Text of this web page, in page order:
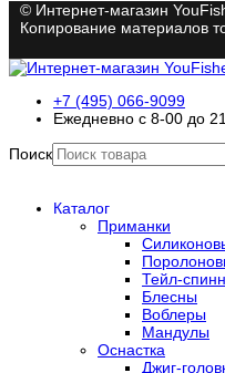
© Интернет-магазин
Копирование материалов
+7 (495) 066-9099
Ежедневно с 8-00 до
Поиск
Каталог
Приманки
Тейл-
Блесны
Воблеры
Мандулы
Оснастка
Джиг-